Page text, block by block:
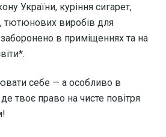
України, куріння сигарет,
тютюнових виробів для
заборонено в приміщеннях та на
себе — а особливо в
твоє право на чисте повітря